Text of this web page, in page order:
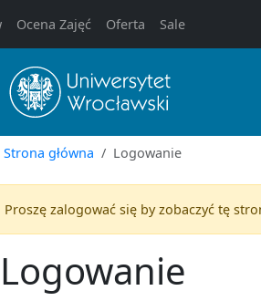
Ocena Zajęć Oferta Sale
Strona główna Logowanie
Proszę zalogować się by zobaczyć tę
Logowanie